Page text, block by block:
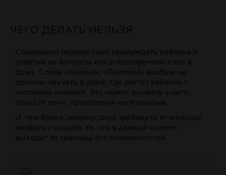
Совершено недопустимо принуждать ребенка к
ответам на вопросы или к повторениям слов и
фраз. Слова «Скажи!», «Повтори!» вообще не
должны звучать в доме, где растет ребенок с
моторной алалией. Это может вызвать у него
отказ от речи, проявления негативизма.
И, тем более, недопустимо требовать от малыша
назвать и сказать то, что в данный момент
выходит за границы его возможностей.